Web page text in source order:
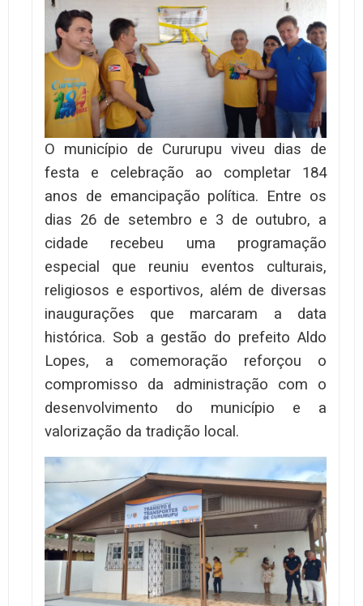
O município de Cururupu viveu dias de
festa e celebração ao completar 184
anos de emancipação política. Entre os
dias 26 de setembro e 3 de outubro, a
cidade recebeu uma programação
especial que reuniu eventos culturais,
religiosos e esportivos, além de diversas
inaugurações que marcaram a data
histórica. Sob a gestão do prefeito Aldo
Lopes, a comemoração reforçou o
compromisso da administração com o
desenvolvimento do município e a
valorização da tradição local.